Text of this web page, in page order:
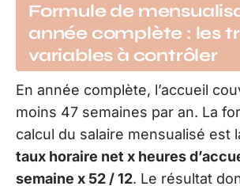
Formule de
année complète : les
variables à contrôler
En année complète, l’accueil
moins 47 semaines par an. La
calcul du salaire mensualisé est
taux horaire net x heures
semaine x 52 / 12. Le résultat